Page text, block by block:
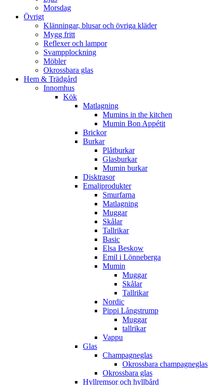
Morsdag
Övrigt
Klänningar, blusar och övriga kläder
Mygg fritt
Reflexer och lampor
Svampplockning
Möbler
Okrossbara glas
Hem & Trädgård
Innomhus
Kök
Matlagning
Mumins in the kitchen
Mumin Bon Appétit
Brickor
Burkar
Plåtburkar
Glasburkar
Mumin burkar
Disktrasor
Emaljprodukter
Smurfarna
Matlagning
Muggar
Skålar
Tallrikar
Basic
Elsa Beskow
Emil i Lönneberga
Mumin
Muggar
Skålar
Tallrikar
Nordic
Pippi Långstrump
Muggar
tallrikar
Vappu
Glas
Champagneglas
Okrossbara champagneglas
Okrossbara glas
Hyllremsor och hyllbård